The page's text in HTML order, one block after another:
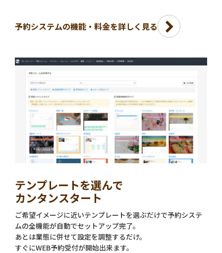
予約システムの機能・料金を詳しく見る
テンプレートを選んで
カンタンスタート
ご希望イメージに近いテンプレートを選ぶだけで予約システ
ムの全機能が自動でセットアップ完了。
あとは業態に併せて設定を調整するだけ。
すぐにWEB予約受付が開始出来ます。